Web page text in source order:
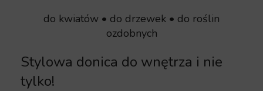
do kwiatów • do drzewek • do roślin
ozdobnych
Stylowa donica do wnętrza i nie
tylko!